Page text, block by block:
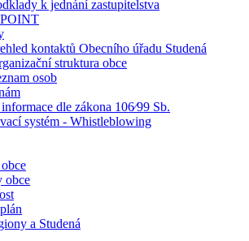
k jednání zastupitelstva
kontaktů Obecního úřadu Studená
struktura obce
osob
dle zákona 106⁄99 Sb.
systém - Whistleblowing
obce
a Studená